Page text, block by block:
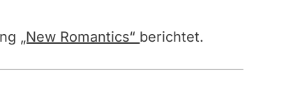
„New Romantics“ berichtet.